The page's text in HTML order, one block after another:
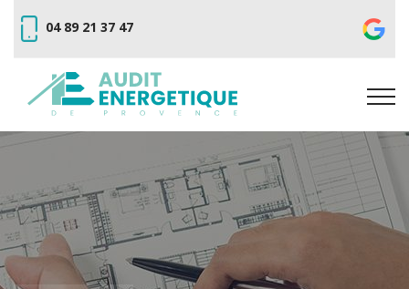
04 89 21 37 47